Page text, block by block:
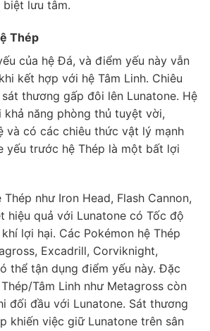
biệt lưu tâm.
Thép
của hệ Đá, và điểm yếu này vẫn
kết hợp với hệ Tâm Linh. Chiêu
thương gấp đôi lên Lunatone. Hệ
năng phòng thủ tuyệt vời,
và có các chiêu thức vật lý mạnh
yếu trước hệ Thép là một bất lợi
như Iron Head, Flash Cannon,
hiệu quả với Lunatone có Tốc độ
lợi hại. Các Pokémon hệ Thép
Excadrill, Corviknight,
thể tận dụng điểm yếu này. Đặc
Tâm Linh như Metagross còn
đối đầu với Lunatone. Sát thương
khiến việc giữ Lunatone trên sân